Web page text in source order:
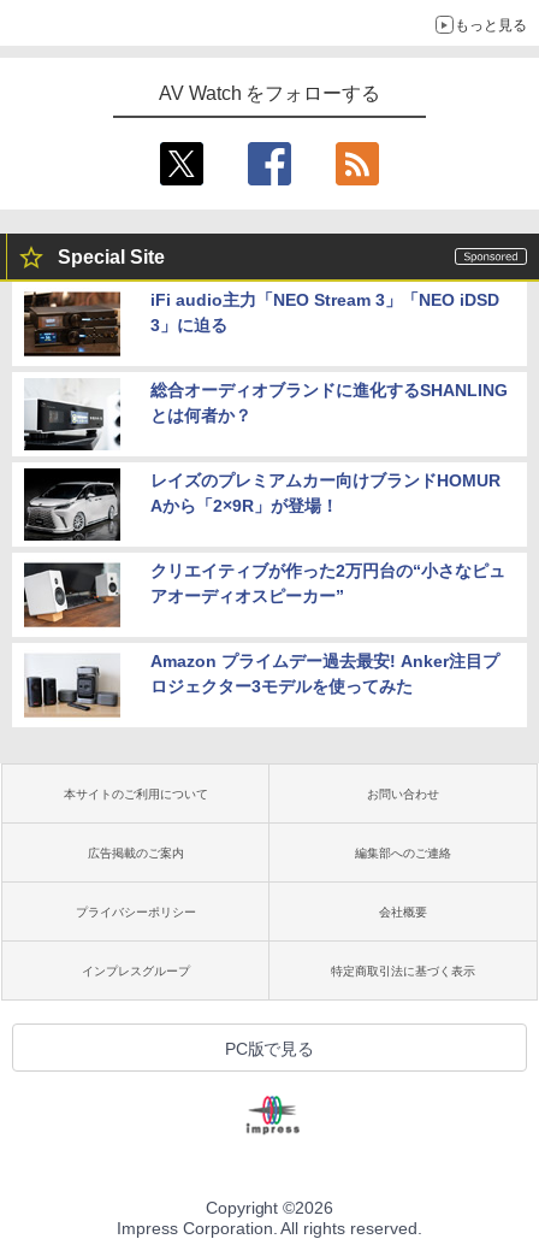
もっと見る
AV Watch をフォローする
Special Site
iFi audio主力「NEO Stream 3」「NEO iDSD
3」に迫る
総合オーディオブランドに進化するSHANLING
とは何者か？
レイズのプレミアムカー向けブランドHOMUR
Aから「2×9R」が登場！
クリエイティブが作った2万円台の“小さなピュ
アオーディオスピーカー”
Amazon プライムデー過去最安! Anker注目プ
ロジェクター3モデルを使ってみた
本サイトのご利用について お問い合わせ
広告掲載のご案内 編集部へのご連絡
プライバシーポリシー 会社概要
インプレスグループ 特定商取引法に基づく表示
PC版で見る
Copyright ©2026
Impress Corporation. All rights reserved.